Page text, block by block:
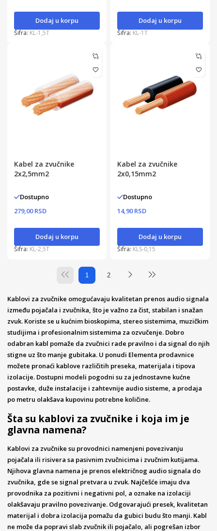
Dodaj u korpu
Šifra: KL-1,5T
Dodaj u korpu
Šifra: KL-1T
Kabel za zvučnike
2x2,5mm2
Dostupno
279,00 RSD
Dodaj u korpu
Šifra: KL-2,5T
Kabel za zvučnike
2x0,15mm2
Dostupno
14,90 RSD
Dodaj u korpu
Šifra: KLS-0,15
1 2
Kablovi za zvučnike omogućavaju kvalitetan prenos audio signala
između pojačala i zvučnika, što je važno za čist, stabilan i snažan
zvuk. Koriste se u kućnim bioskopima, stereo sistemima, muzičkim
studijima i profesionalnim sistemima za ozvučenje. Dobro
odabran kabl pomaže da zvučnici rade pravilno i da signal do njih
stigne uz što manje gubitaka. U ponudi Elementa prodavnice
možete pronaći kablove različitih preseka, materijala i tipova
izolacije. Dostupni modeli pogodni su za jednostavne kućne
postavke, duže instalacije i zahtevnije audio sisteme, a prodaja
po metru olakšava kupovinu potrebne količine.
Šta su kablovi za zvučnike i koja im je
glavna namena?
Kablovi za zvučnike su provodnici namenjeni povezivanju
pojačala ili risivera sa pasivnim zvučnicima i zvučnim kutijama.
Njihova glavna namena je prenos električnog audio signala do
zvučnika, gde se signal pretvara u zvuk. Najčešće imaju dva
provodnika za pozitivni i negativni pol, a oznake na izolaciji
olakšavaju pravilno povezivanje. Odgovarajući presek, kvalitetan
materijal i dobra izolacija pomažu da gubici budu što manji. Kabl
ne može da popravi slab zvučnik ili pojačalo, ali pogrešan izbor